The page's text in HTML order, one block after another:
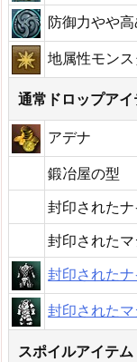
防御力やや高
地属性モン
通常ドロップアイ
アデナ
鍛冶屋の型
封印された
封印された
封印された
封印された
スポイルアイテム